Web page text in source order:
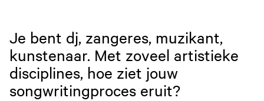
Je bent dj, zangeres, muzikant,
kunstenaar. Met zoveel artistieke
disciplines, hoe ziet jouw
songwritingproces eruit?